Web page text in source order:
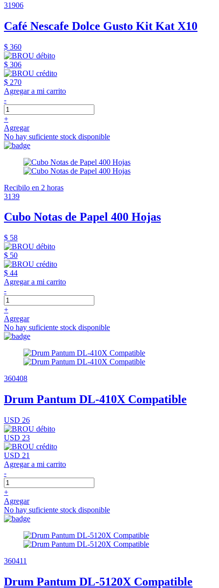
31906
Café Nescafe Dolce Gusto Kit Kat X10
$ 360
$ 306
$ 270
Agregar a mi carrito
-
+
Agregar
No hay suficiente stock disponible
Recibilo en 2 horas
3139
Cubo Notas de Papel 400 Hojas
$ 58
$ 50
$ 44
Agregar a mi carrito
-
+
Agregar
No hay suficiente stock disponible
360408
Drum Pantum DL-410X Compatible
USD 26
USD 23
USD 21
Agregar a mi carrito
-
+
Agregar
No hay suficiente stock disponible
360411
Drum Pantum DL-5120X Compatible